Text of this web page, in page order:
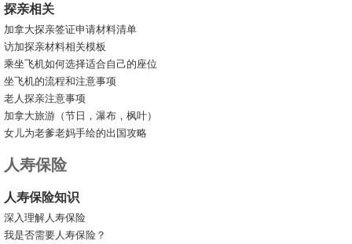
探亲相关
加拿大探亲签证申请材料清单
访加探亲材料相关模板
乘坐飞机如何选择适合自己的座位
坐飞机的流程和注意事项
老人探亲注意事项
加拿大旅游（节日，瀑布，枫叶）
女儿为老爹老妈手绘的出国攻略
人寿保险
人寿保险知识
深入理解人寿保险
我是否需要人寿保险？